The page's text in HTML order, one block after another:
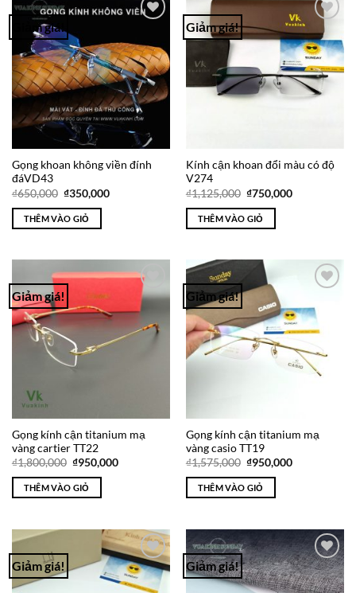
Giảm giá!
Wishlist
Gọng khoan không viền đính
đáVD43
₫650,000 Giá
là:
₫650,000.
₫350,000Giá
THÊM VÀO GIỎ
Giảm giá!
Add to
Wishlist
Kính cận khoan đổi màu có độ
V274
₫1,125,000 Giá
là:
₫1,125,000.
₫750,000Giá
THÊM VÀO GIỎ
Giảm giá!
Add to
Wishlist
Gọng kính cận titanium mạ
vàng cartier TT22
₫1,800,000 Giá
là:
₫1,800,000.
₫950,000Giá
THÊM VÀO GIỎ
Giảm giá!
Wishlist
Gọng kính cận titanium mạ
vàng casio TT19
₫1,575,000 Giá
là:
₫1,575,000.
₫950,000Giá
THÊM VÀO GIỎ
Giảm giá!
Add to
Wishlist
Giảm giá!
Add to
Wishlist